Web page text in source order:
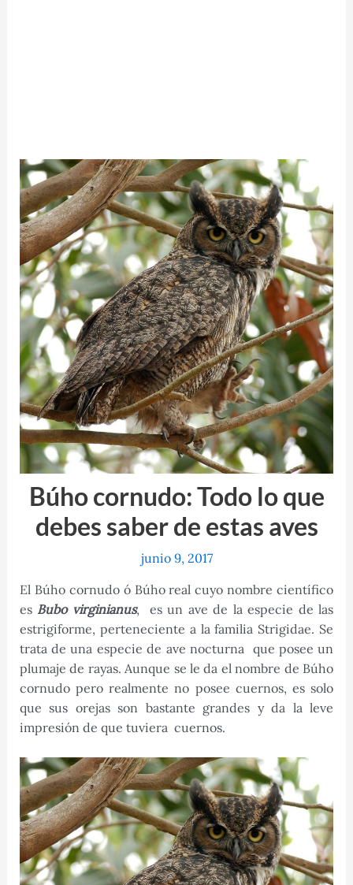
Búho cornudo: Todo lo que
debes saber de estas aves
junio 9, 2017
El Búho cornudo ó Búho real cuyo nombre científico
es Bubo virginianus, es un ave de la especie de las
estrigiforme, perteneciente a la familia Strigidae. Se
trata de una especie de ave nocturna que posee un
plumaje de rayas. Aunque se le da el nombre de Búho
cornudo pero realmente no posee cuernos, es solo
que sus orejas son bastante grandes y da la leve
impresión de que tuviera cuernos.